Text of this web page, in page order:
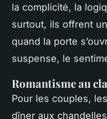
la complicité, la
surtout, ils offrent
quand la porte
suspense, le
Romantisme au
Pour les couples,
dîner aux